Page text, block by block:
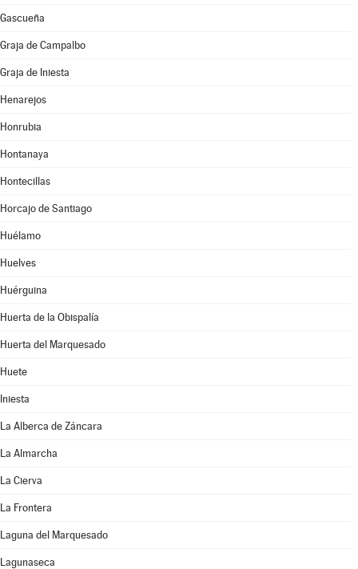
Gascueña
Graja de Campalbo
Graja de Iniesta
Henarejos
Honrubia
Hontanaya
Hontecillas
Horcajo de Santiago
Huélamo
Huelves
Huérguina
Huerta de la Obispalía
Huerta del Marquesado
Huete
Iniesta
La Alberca de Záncara
La Almarcha
La Cierva
La Frontera
Laguna del Marquesado
Lagunaseca